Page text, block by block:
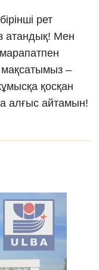
рет
атандық! Мен
мақсатымыз –
қосқан
алғыс айтамын!